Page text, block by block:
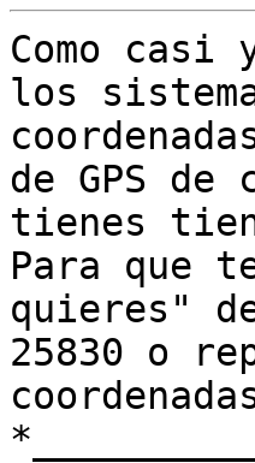
Como
los
de GPS de
tienes
Para que
quieres"
25830 o